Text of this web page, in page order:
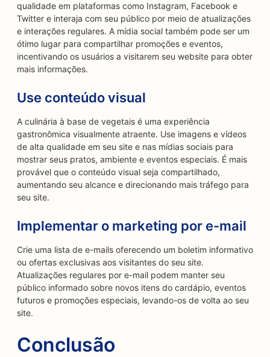
qualidade em plataformas como Instagram, Facebook e
Twitter e interaja com seu público por meio de atualizações
e interações regulares. A mídia social também pode ser um
ótimo lugar para compartilhar promoções e eventos,
incentivando os usuários a visitarem seu website para obter
mais informações.
Use conteúdo visual
A culinária à base de vegetais é uma experiência
gastronômica visualmente atraente. Use imagens e vídeos
de alta qualidade em seu site e nas mídias sociais para
mostrar seus pratos, ambiente e eventos especiais. É mais
provável que o conteúdo visual seja compartilhado,
aumentando seu alcance e direcionando mais tráfego para
seu site.
Implementar o marketing por e-mail
Crie uma lista de e-mails oferecendo um boletim informativo
ou ofertas exclusivas aos visitantes do seu site.
Atualizações regulares por e-mail podem manter seu
público informado sobre novos itens do cardápio, eventos
futuros e promoções especiais, levando-os de volta ao seu
site.
Conclusão